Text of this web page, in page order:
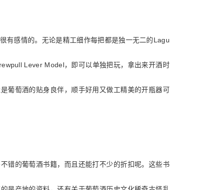
有感情的。无论是精工细作每把都是独一无二的 Lagu
Lever Model，即可以单独把玩，拿出来开酒时
葡萄酒的贴身良伴，顺手好用又做工精美的开瓶器可
的葡萄酒书籍，而且还能打不少的折扣呢。这些书